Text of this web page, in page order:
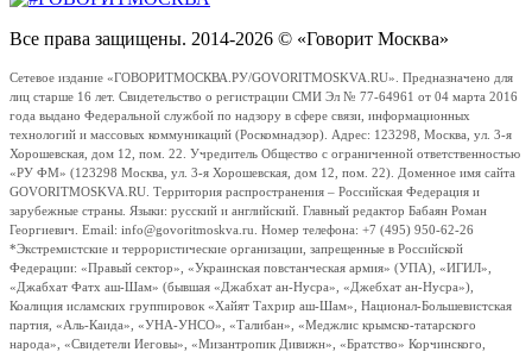
Все права защищены. 2014-2026 © «Говорит Москва»
Сетевое издание «ГОВОРИТМОСКВА.РУ/GOVORITMOSKVA.RU». Предназначено для
лиц старше 16 лет. Свидетельство о регистрации СМИ Эл № 77-64961 от 04 марта 2016
года выдано Федеральной службой по надзору в сфере связи, информационных
технологий и массовых коммуникаций (Роскомнадзор). Адрес: 123298, Москва, ул. 3-я
Хорошевская, дом 12, пом. 22. Учредитель Общество с ограниченной ответственностью
«РУ ФМ» (123298 Москва, ул. 3-я Хорошевская, дом 12, пом. 22). Доменное имя сайта
GOVORITMOSKVA.RU. Территория распространения – Российская Федерация и
зарубежные страны. Языки: русский и английский. Главный редактор Бабаян Роман
Георгиевич. Email: info@govoritmoskva.ru. Номер телефона: +7 (495) 950-62-26
*Экстремистские и террористические организации, запрещенные в Российской
Федерации: «Правый сектор», «Украинская повстанческая армия» (УПА), «ИГИЛ»,
«Джабхат Фатх аш-Шам» (бывшая «Джабхат ан-Нусра», «Джебхат ан-Нусра»),
Коалиция исламских группировок «Хайят Тахрир аш-Шам», Национал-Большевистская
партия, «Аль-Каида», «УНА-УНСО», «Талибан», «Меджлис крымско-татарского
народа», «Свидетели Иеговы», «Мизантропик Дивижн», «Братство» Корчинского,